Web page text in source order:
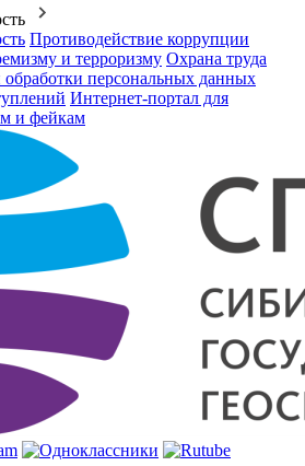
Противодействие коррупции
и терроризму Охрана труда
персональных данных
Интернет-портал для
и фейкам